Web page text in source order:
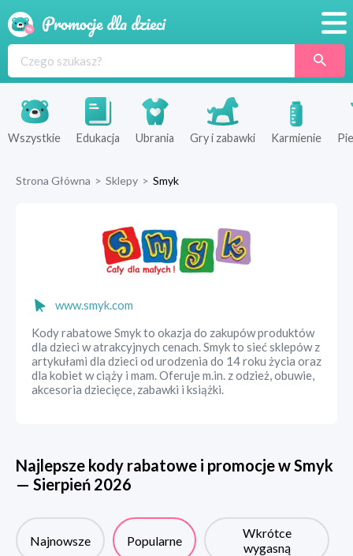
Produkty
Sklepy
Wszystkie Edukacja Ubrania Gry i zabawki Karmienie
Strona Główna > Sklepy > Smyk
www.smyk.com
Kody rabatowe Smyk to okazja do zakupów produktów
dla dzieci w atrakcyjnych cenach. Smyk to sieć sklepów z
artykułami dla dzieci od urodzenia do 14 roku życia oraz
dla kobiet w ciąży i mam. Oferuje m.in. z odzież, obuwie,
akcesoria dziecięce, zabawki i książki.
Najlepsze kody rabatowe i promocje wSmyk
— Sierpień 2026
Najnowsze Popularne
Wkrótce
wygasną